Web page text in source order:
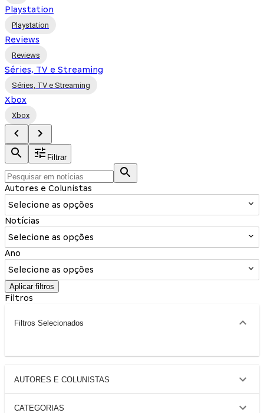
Playstation
Playstation
Reviews
Reviews
Séries, TV e Streaming
Séries, TV e Streaming
Xbox
Xbox
Filtrar
Autores e Colunistas
Selecione as opções
Notícias
Selecione as opções
Ano
Selecione as opções
Aplicar filtros
Filtros
Filtros Selecionados
AUTORES E COLUNISTAS
CATEGORIAS